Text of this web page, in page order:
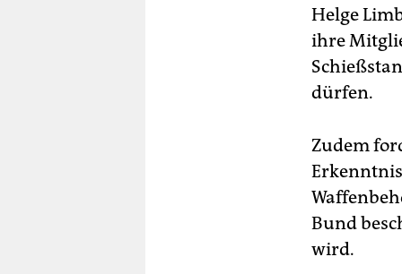
Helge
ihre
dürfen.
Zudem
Bund
wird.